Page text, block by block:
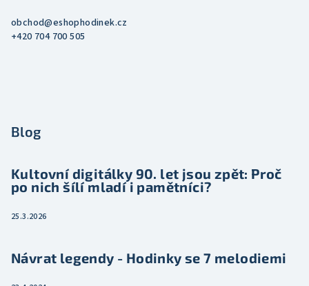
obchod@eshophodinek.cz
+420 704 700 505
Blog
Kultovní digitálky 90. let jsou zpět: Proč
po nich šílí mladí i pamětníci?
25.3.2026
Návrat legendy - Hodinky se 7 melodiemi